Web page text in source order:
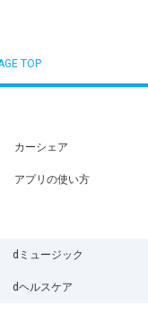
TOP
カーシェア
アプリの使い方
dミュージック
dヘルスケア